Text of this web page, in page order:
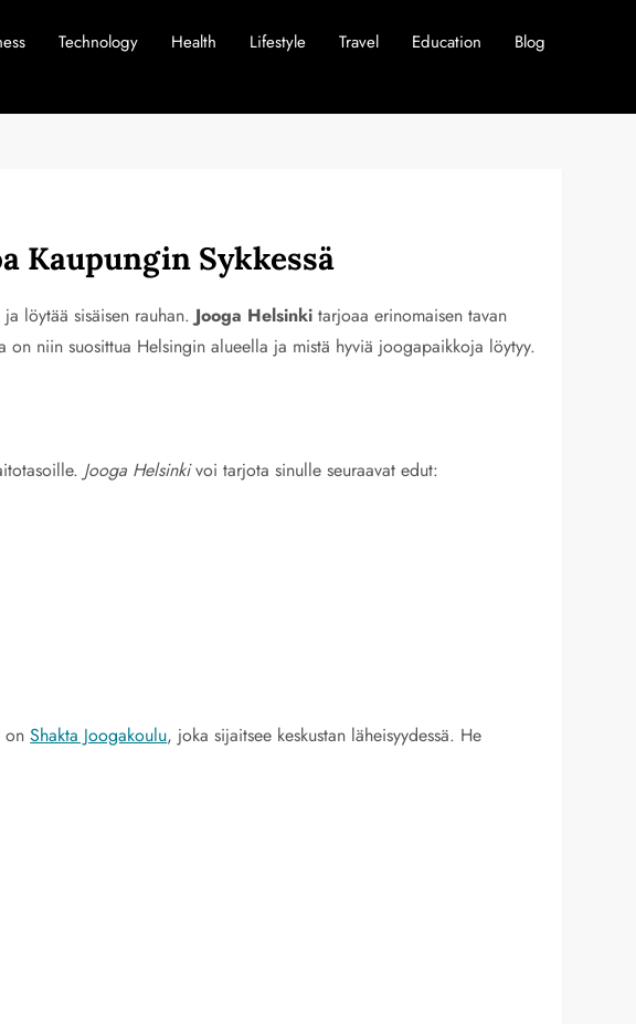
Technology Health Lifestyle Travel Education Blog
Kaupungin Sykkessä
löytää sisäisen rauhan. Jooga Helsinki tarjoaa erinomaisen tavan
niin suosittua Helsingin alueella ja mistä hyviä joogapaikkoja löytyy.
Jooga Helsinkivoi tarjota sinulle seuraavat edut:
onShakta Joogakoulu, joka sijaitsee keskustan läheisyydessä. He